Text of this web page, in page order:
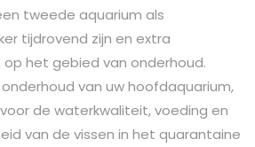
tweede aquarium als
tijdrovend zijn en extra
op het gebied van onderhoud.
van uw hoofdaquarium,
de waterkwaliteit, voeding en
van de vissen in het quarantaine